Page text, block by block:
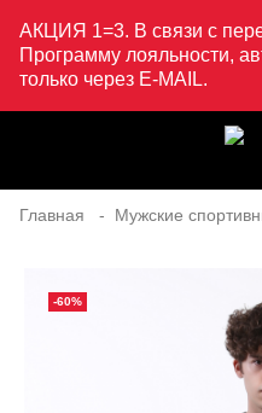
АКЦИЯ 1=3. В связи с
Программу лояльности,
только через E-MAIL.
Главная Мужские
-60%